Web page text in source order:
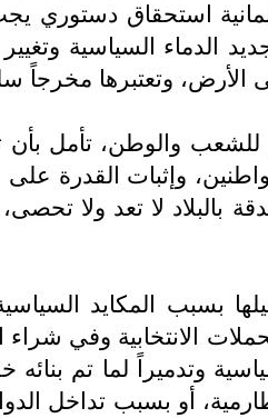
استحقاق
الدماء السياسية
وتعتبرها مخرجاً
والوطن، تأمل بأن
وإثبات القدرة
بالبلاد لا تعد ولا
بسبب المكايد
الانتخابية وفي
وتدميراً لما تم
أو بسبب تداخل